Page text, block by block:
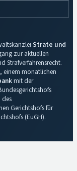
Strate und
zur aktuellen
Strafverfahrensrecht.
, einem monatlichen
mit der
des
Gerichtshofs für
(EuGH).